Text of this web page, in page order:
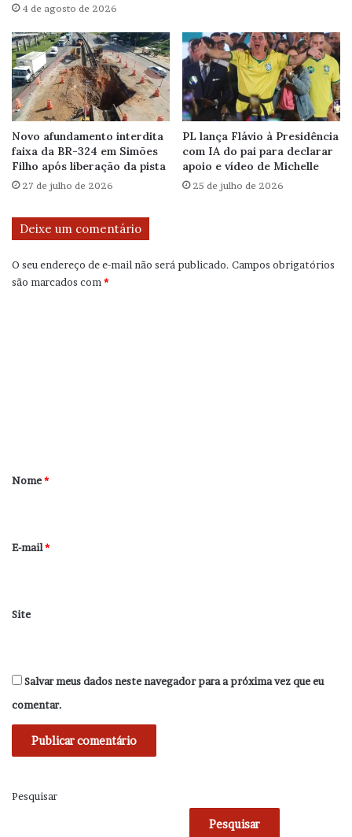
4 de agosto de 2026
Novo afundamento interdita
faixa da BR-324 em Simões
Filho após liberação da pista
27 de julho de 2026
PL lança Flávio à Presidência
com IA do pai para declarar
apoio e vídeo de Michelle
25 de julho de 2026
Deixe um comentário
O seu endereço de e-mail não será publicado. Campos obrigatórios
são marcados com*
r
*
Nome*
E-mail*
Site
Salvar meus dados neste navegador para a próxima vez que eu
comentar.
Pesquisar
Pesquisar